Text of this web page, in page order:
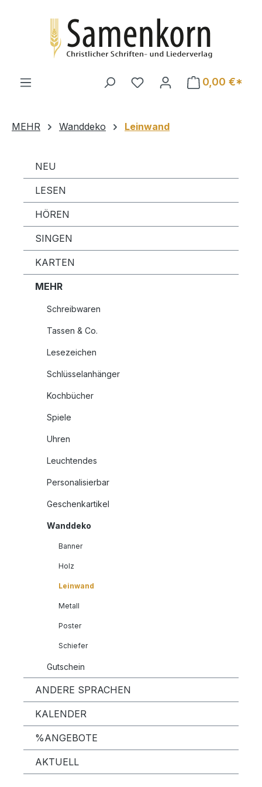
0,00 €*
MEHR Wanddeko Leinwand
NEU
LESEN
HÖREN
SINGEN
KARTEN
MEHR
Schreibwaren
Tassen & Co.
Lesezeichen
Schlüsselanhänger
Kochbücher
Spiele
Uhren
Leuchtendes
Personalisierbar
Geschenkartikel
Wanddeko
Banner
Holz
Leinwand
Metall
Poster
Schiefer
Gutschein
ANDERE SPRACHEN
KALENDER
%ANGEBOTE
AKTUELL